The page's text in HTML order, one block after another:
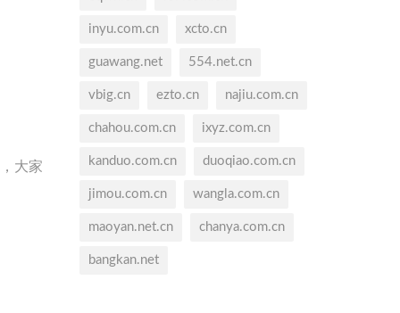
大家
inyu.com.cn xcto.cn
guawang.net 554.net.cn
vbig.cn ezto.cn najiu.com.cn
chahou.com.cn ixyz.com.cn
kanduo.com.cn duoqiao.com.cn
jimou.com.cn wangla.com.cn
maoyan.net.cn chanya.com.cn
bangkan.net